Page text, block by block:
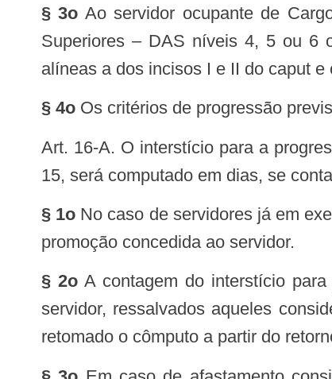
§ 3o Ao servidor ocupante de
Superiores – DAS níveis 4, 5 ou 6
alíneas a dos incisos I e II do caput e
§ 4o Os critérios de progressão
15, será computado em dias, se
§ 1o No caso de servidores já em
promoção concedida ao servidor.
§ 2o A contagem do interstício
servidor, ressalvados aqueles
retomado o cômputo a partir do